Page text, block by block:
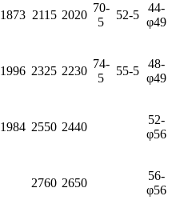
1873 2115 2020
70-
5
52-5
44-
φ49
1996 2325 2230
74-
5
55-5
48-
φ49
1984 2550 2440
52-
φ56
2760 2650
56-
φ56